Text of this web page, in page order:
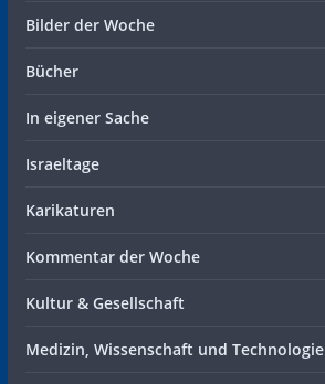
Bilder der Woche
Bücher
In eigener Sache
Israeltage
Karikaturen
Kommentar der Woche
Kultur & Gesellschaft
Medizin, Wissenschaft und Technologie